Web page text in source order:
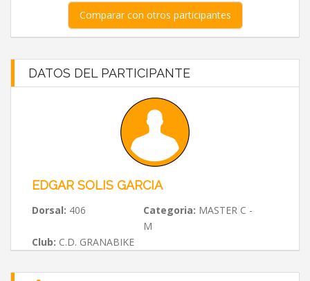
Comparar con otros participantes
DATOS DEL PARTICIPANTE
EDGAR SOLIS GARCIA
Dorsal: 406 Categoria: MASTER C -
M
Club: C.D. GRANABIKE